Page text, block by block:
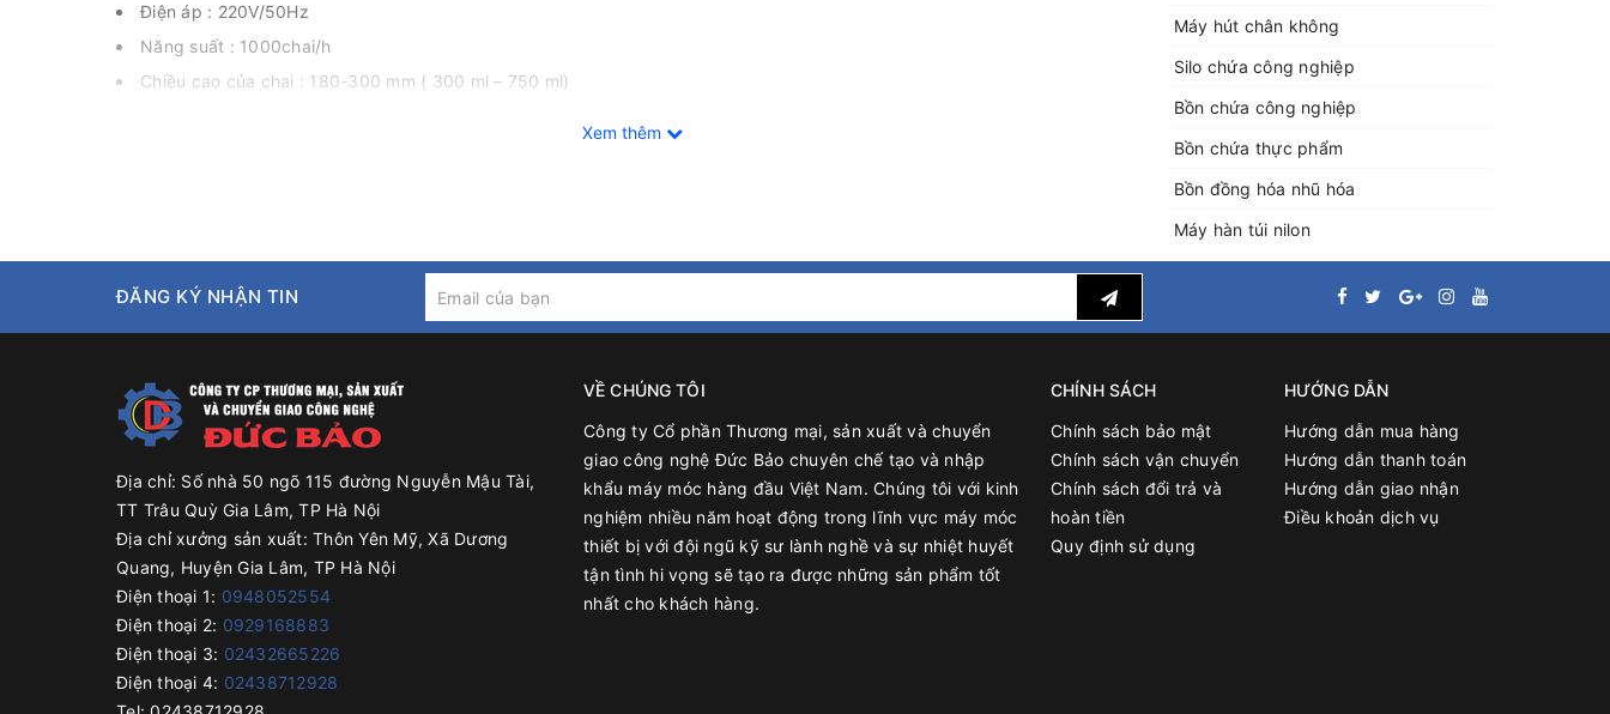
Điện áp : 220V/50Hz
Năng suất : 1000chai/h
Chiều cao của chai : 180-300 mm ( 300 ml – 750 ml)
Xem thêm
Máy hút chân không
Silo chứa công nghiệp
Bồn chứa công nghiệp
Bồn chứa thực phẩm
Bồn đồng hóa nhũ hóa
Máy hàn túi nilon
ĐĂNG KÝ NHẬN TIN
Địa chỉ: Số nhà 50 ngõ 115 đường Nguyễn Mậu Tài,
TT Trâu Quỳ Gia Lâm, TP Hà Nội
Địa chỉ xưởng sản xuất: Thôn Yên Mỹ, Xã Dương
Quang, Huyện Gia Lâm, TP Hà Nội
Điện thoại 1: 0948052554
Điện thoại 2: 0929168883
Điện thoại 3: 02432665226
Điện thoại 4: 02438712928
VỀ CHÚNG TÔI
Công ty Cổ phần Thương mại, sản xuất và chuyển
giao công nghệ Đức Bảo chuyên chế tạo và nhập
khẩu máy móc hàng đầu Việt Nam. Chúng tôi với kinh
nghiệm nhiều năm hoạt động trong lĩnh vực máy móc
thiết bị với đội ngũ kỹ sư lành nghề và sự nhiệt huyết
tận tình hi vọng sẽ tạo ra được những sản phẩm tốt
nhất cho khách hàng.
CHÍNH SÁCH
Chính sách bảo mật
Chính sách vận chuyển
Chính sách đổi trả và
hoàn tiền
Quy định sử dụng
HƯỚNG DẪN
Hướng dẫn mua hàng
Hướng dẫn thanh toán
Hướng dẫn giao nhận
Điều khoản dịch vụ